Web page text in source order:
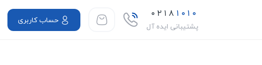
۰۲۱۸ ۱۰۱۰
پشتیبانی ایده آل
حساب کاربری